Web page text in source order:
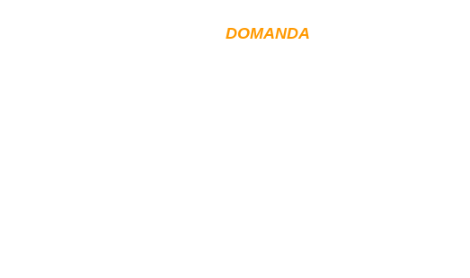
DOMANDA